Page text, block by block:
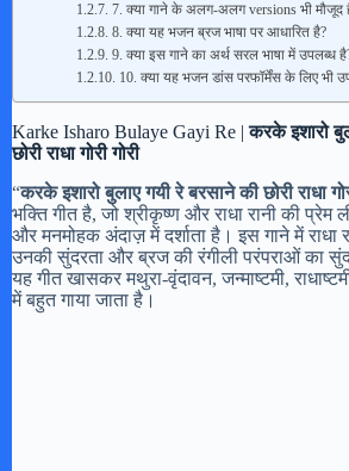
7. क्या गाने के अलग-अलग versions भी मौजूद
8. क्या यह भजन ब्रज भाषा पर आधारित है?
9. क्या इस गाने का अर्थ सरल भाषा में उपलब्ध
10. क्या यह भजन डांस परफॉर्मेंस के लिए भी
Karke Isharo Bulaye Gayi Re |करके इशारो
छोरी राधा गोरी गोरी
“करके इशारो बुलाए गयी रे बरसाने की छोरी राधा
भक्ति गीत है, जो श्रीकृष्ण और राधा रानी की प्रेम
और मनमोहक अंदाज़ में दर्शाता है। इस गाने में राधा
उनकी सुंदरता और ब्रज की रंगीली परंपराओं का
यह गीत खासकर मथुरा-वृंदावन, जन्माष्टमी,
में बहुत गाया जाता है।